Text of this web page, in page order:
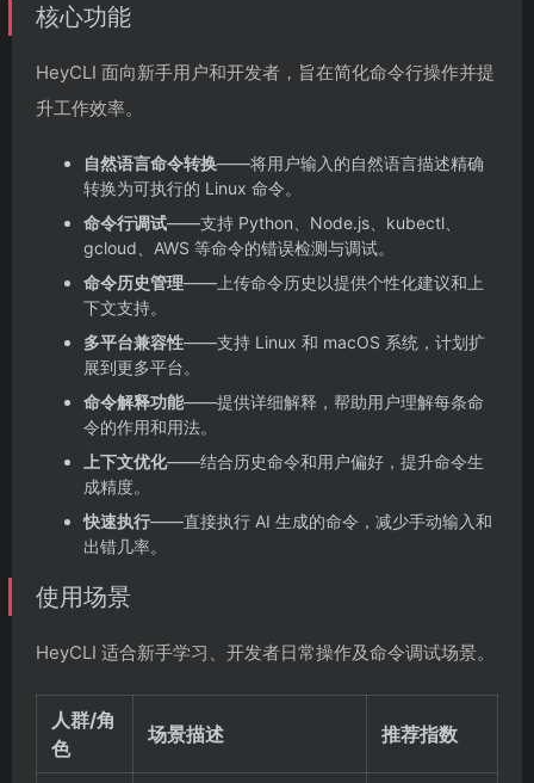
核心功能
HeyCLI 面向新手用户和开发者，旨在简化命令行操作并提
升工作效率。
自然语言命令转换——将用户输入的自然语言描述精确
转换为可执行的 Linux 命令。
命令行调试——支持 Python、Node.js、kubectl、
gcloud、AWS 等命令的错误检测与调试。
命令历史管理——上传命令历史以提供个性化建议和上
下文支持。
多平台兼容性——支持 Linux 和 macOS 系统，计划扩
展到更多平台。
命令解释功能——提供详细解释，帮助用户理解每条命
令的作用和用法。
上下文优化——结合历史命令和用户偏好，提升命令生
成精度。
快速执行——直接执行 AI 生成的命令，减少手动输入和
出错几率。
使用场景
HeyCLI 适合新手学习、开发者日常操作及命令调试场景。
人群/角
色
场景描述 推荐指数